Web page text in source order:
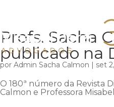
Profs. Sacha
publicado na
porAdmin Sacha Calmon | set
O 180ª número da Revista
Calmon e Professora